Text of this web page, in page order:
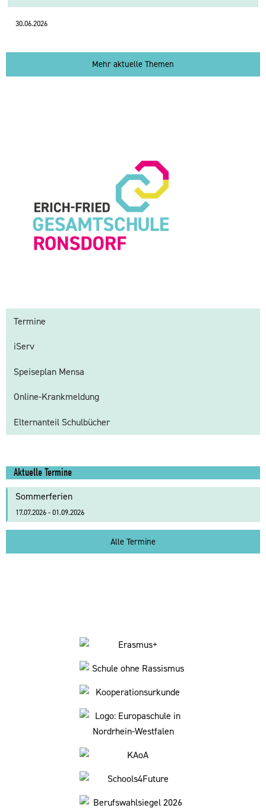
30.06.2026
Mehr aktuelle Themen
Termine
iServ
Speiseplan Mensa
Online-Krankmeldung
Elternanteil Schulbücher
Aktuelle Termine
Sommerferien
17.07.2026 - 01.09.2026
Alle Termine